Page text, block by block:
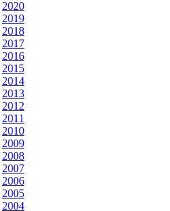
2020
2019
2018
2017
2016
2015
2014
2013
2012
2011
2010
2009
2008
2007
2006
2005
2004